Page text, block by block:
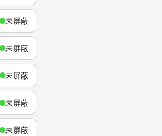
未屏蔽
未屏蔽
未屏蔽
未屏蔽
未屏蔽